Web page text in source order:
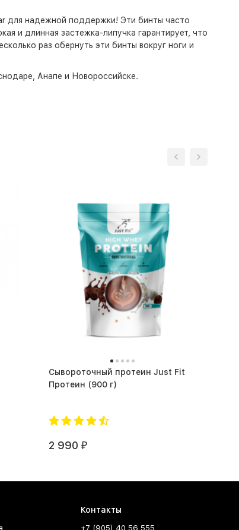
для надежной поддержки! Эти бинты часто
и длинная застежка-липучка гарантирует, что
раз обернуть эти бинты вокруг ноги и
Анапе и Новороссийске.
Сывороточный протеин Just Fit
Протеин (900 г)
2 990 ₽
Контакты
+7 (905) 40 56 555